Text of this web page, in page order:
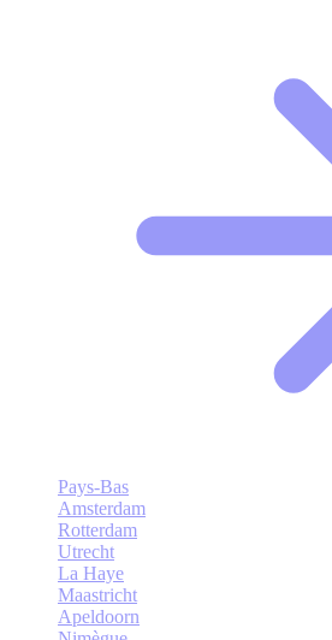
Pays-Bas
Amsterdam
Rotterdam
Utrecht
La Haye
Maastricht
Apeldoorn